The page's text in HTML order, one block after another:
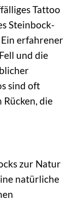
Tattoo
Steinbock-
erfahrener
und die
sind oft
die
zur Natur
natürliche